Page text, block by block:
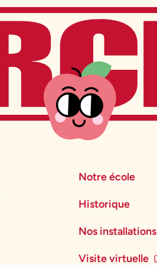
Notre école
Historique
Nos installations
Visite virtuelle